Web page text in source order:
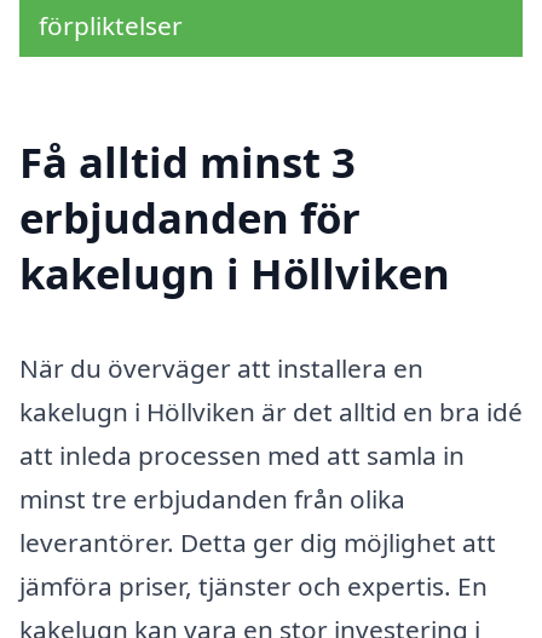
förpliktelser
Få alltid minst 3
erbjudanden för
kakelugn i Höllviken
När du överväger att installera en
kakelugn i Höllviken är det alltid en bra idé
att inleda processen med att samla in
minst tre erbjudanden från olika
leverantörer. Detta ger dig möjlighet att
jämföra priser, tjänster och expertis. En
kakelugn kan vara en stor investering i